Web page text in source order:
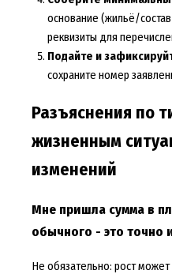
основание (жильё/
реквизиты для
Подайте и
сохраните номер
Разъяснения по
жизненным
изменений
Мне пришла сумма в
обычного - это точно
Не обязательно: рост